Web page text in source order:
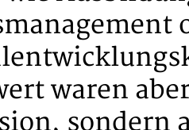
waren
sondern